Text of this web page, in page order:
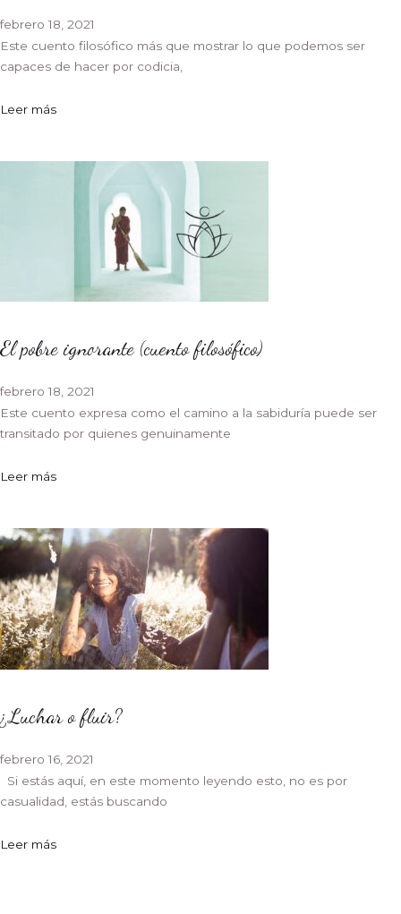
febrero 18, 2021
Este cuento filosófico más que mostrar lo que podemos ser
capaces de hacer por codicia,
Leer más
El pobre ignorante (cuento filosófico)
febrero 18, 2021
Este cuento expresa como el camino a la sabiduría puede ser
transitado por quienes genuinamente
Leer más
¿Luchar o fluir?
febrero 16, 2021
Si estás aquí, en este momento leyendo esto, no es por
casualidad, estás buscando
Leer más